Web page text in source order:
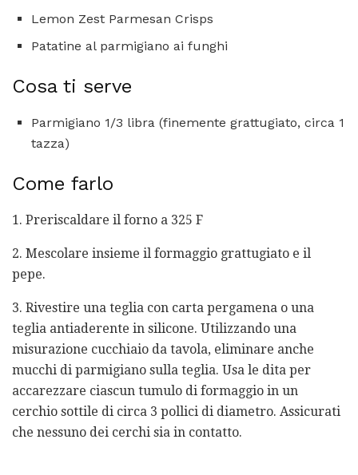
Lemon Zest Parmesan Crisps
Patatine al parmigiano ai funghi
Cosa ti serve
Parmigiano 1/3 libra (finemente grattugiato, circa 1
tazza)
Come farlo
1. Preriscaldare il forno a 325 F
2. Mescolare insieme il formaggio grattugiato e il
pepe.
3. Rivestire una teglia con carta pergamena o una
teglia antiaderente in silicone. Utilizzando una
misurazione cucchiaio da tavola, eliminare anche
mucchi di parmigiano sulla teglia. Usa le dita per
accarezzare ciascun tumulo di formaggio in un
cerchio sottile di circa 3 pollici di diametro. Assicurati
che nessuno dei cerchi sia in contatto.